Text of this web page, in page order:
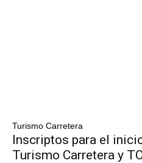
Turismo Carretera
Inscriptos para el
Turismo Carretera y